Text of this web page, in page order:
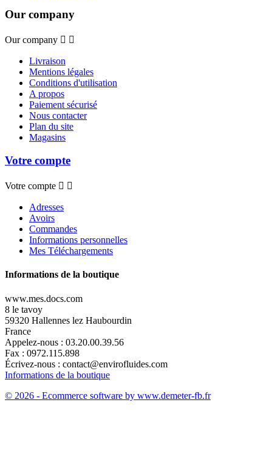
Our company
Our company  
Livraison
Mentions légales
Conditions d'utilisation
A propos
Paiement sécurisé
Nous contacter
Plan du site
Magasins
Votre compte
Votre compte  
Adresses
Avoirs
Commandes
Informations personnelles
Mes Téléchargements
Informations de la boutique
www.mes.docs.com
8 le tavoy
59320 Hallennes lez Haubourdin
France
Appelez-nous : 03.20.00.39.56
Fax : 0972.115.898
Écrivez-nous : contact@envirofluides.com
Informations de la boutique
© 2026 - Ecommerce software by www.demeter-fb.fr